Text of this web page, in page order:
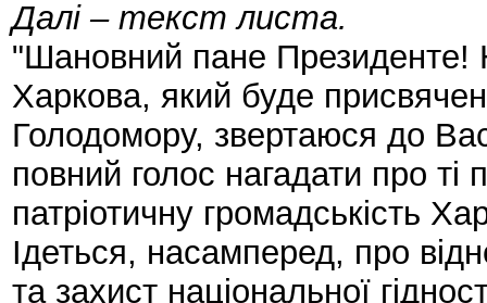
Далі – текст листа.
"Шановний пане Президенте!
Харкова, який буде
Голодомору, звертаюся до
повний голос нагадати про ті
патріотичну громадськість
Ідеться, насамперед, про
та захист національної